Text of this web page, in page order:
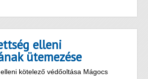
elleni
ütemezése
kötelező védőoltása Mágocs